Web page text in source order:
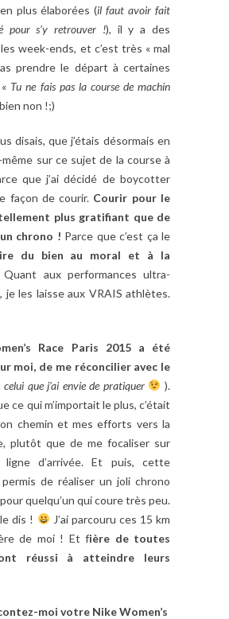
plus élaborées (il faut avoir fait
pour s’y retrouver !), il y a des
week-ends, et c’est très « mal
prendre le départ à certaines
Tu ne fais pas la course de machin
non !;)
disais, que j’étais désormais en
même sur ce sujet de la course à
que j’ai décidé de boycotter
façon de courir. Courir pour le
tellement plus gratifiant que de
chrono ! Parce que c’est ça le
du bien au moral et à la
Quant aux performances ultra-
je les laisse aux VRAIS athlètes.
Race Paris 2015 a été
moi, de me réconcilier avec le
celui que j’ai envie de pratiquer
).
ce qui m’importait le plus, c’était
chemin et mes efforts vers la
plutôt que de me focaliser sur
d’arrivée. Et puis, cette
permis de réaliser un joli chrono
quelqu’un qui coure très peu.
dis !
J’ai parcouru ces 15 km
de moi ! Et fière de toutes
réussi à atteindre leurs
moi votre Nike Women’s